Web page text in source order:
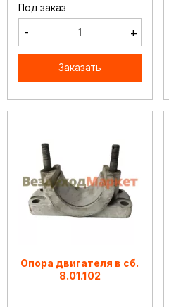
Под заказ
- +
Заказать
Опора двигателя в сб.
8.01.102